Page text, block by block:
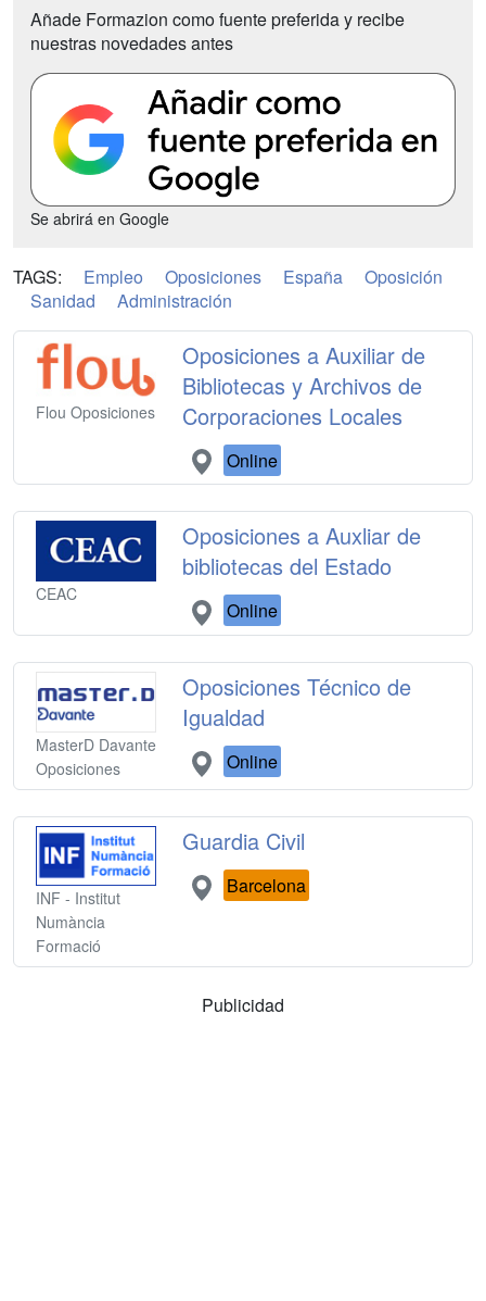
Añade Formazion como fuente preferida y recibe
nuestras novedades antes
Se abrirá en Google
TAGS: Empleo Oposiciones España
Oposición
Sanidad
Administración
Flou Oposiciones
Oposiciones a Auxiliar de
Bibliotecas y Archivos de
Corporaciones Locales
Online
CEAC
Oposiciones a Auxliar de
bibliotecas del Estado
Online
MasterD Davante
Oposiciones
Oposiciones Técnico de
Igualdad
Online
INF - Institut
Numància
Formació
Guardia Civil
Barcelona
Publicidad